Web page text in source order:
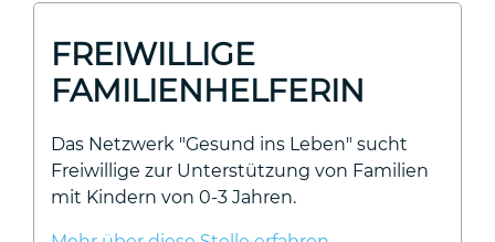
FREIWILLIGE
FAMILIENHELFERIN
Das Netzwerk "Gesund ins Leben" sucht
Freiwillige zur Unterstützung von Familien
mit Kindern von 0-3 Jahren.